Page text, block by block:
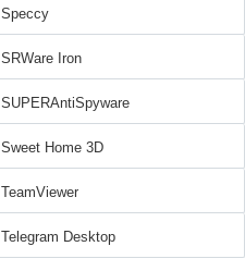
Speccy
SRWare Iron
SUPERAntiSpyware
Sweet Home 3D
TeamViewer
Telegram Desktop